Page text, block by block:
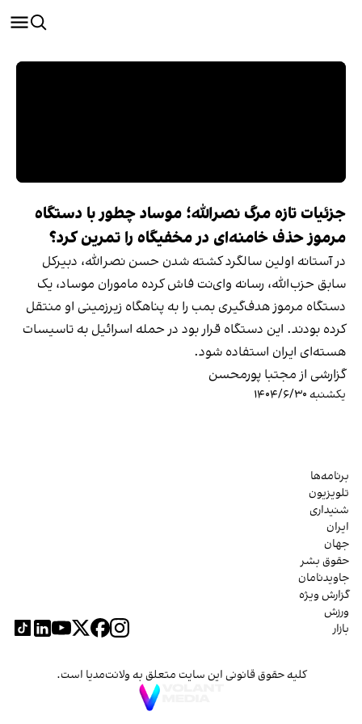
جزئیات تازه مرگ نصرالله؛ موساد چطور با دستگاه
مرموز حذف خامنه‌ای در مخفیگاه را تمرین کرد؟
در آستانه اولین سالگرد کشته شدن حسن نصرالله، دبیرکل
سابق حزب‌الله، رسانه وای‌نت فاش کرده ماموران موساد، یک
دستگاه مرموز هدف‌گیری بمب را به پناهگاه زیرزمینی او منتقل
کرده بودند. این دستگاه قرار بود در حمله اسرائیل به تاسیسات
هسته‌ای ایران استفاده شود.
گزارشی از مجتبا پورمحسن
یکشنبه ۱۴۰۴/۶/۳۰
برنامه‌ها
تلویزیون
شنیداری
ایران
جهان
حقوق بشر
جاویدنامان
گزارش ویژه
ورزش
بازار
کلیه حقوق قانونی این سایت متعلق به ولانت‌مدیا است.